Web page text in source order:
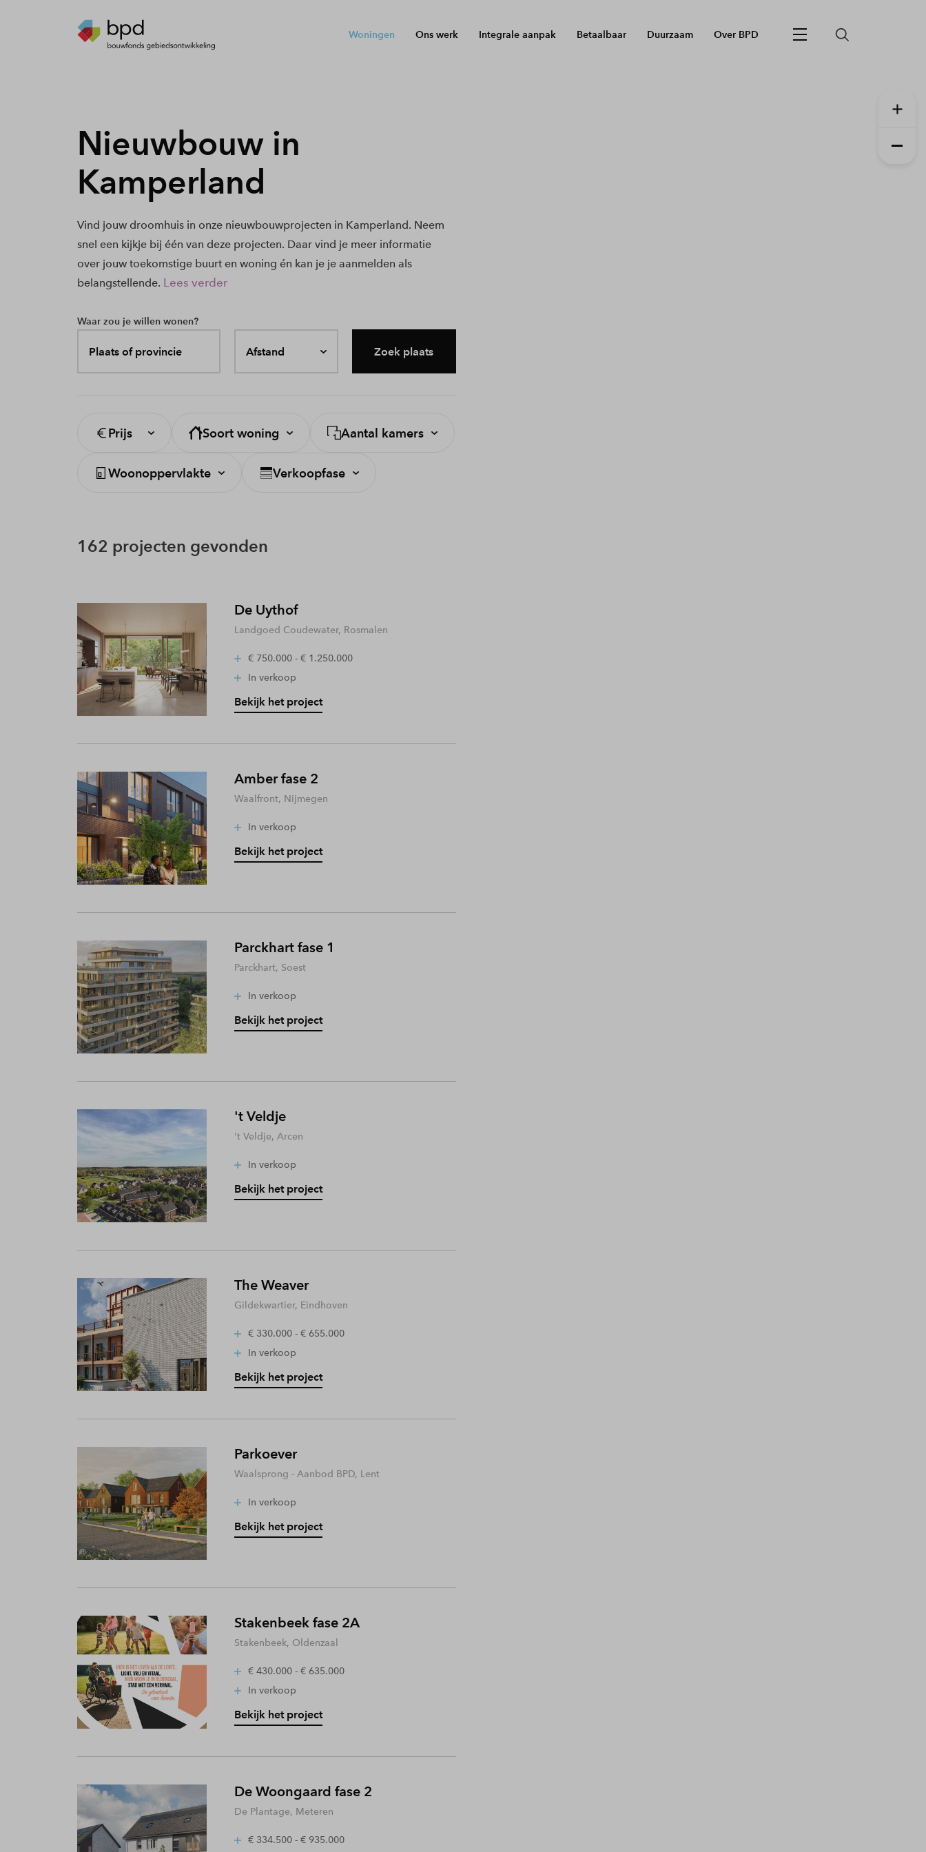
Woningen Ons werk Integrale aanpak Betaalbaar Duurzaam Over BPD
Nieuwbouw in
Kamperland
Vind jouw droomhuis in onze nieuwbouwprojecten in Kamperland. Neem
snel een kijkje bij één van deze projecten. Daar vind je meer informatie
over jouw toekomstige buurt en woning én kan je je aanmelden als
belangstellende. Lees verder
Waar zou je willen wonen?
Plaats of provincie Afstand Zoek plaats
Prijs Soort woning Aantal kamers
Woonoppervlakte Verkoopfase
162 projecten gevonden
De Uythof
Landgoed Coudewater, Rosmalen
€ 750.000 - € 1.250.000
In verkoop
Bekijk het project
Amber fase 2
Waalfront, Nijmegen
In verkoop
Bekijk het project
Parckhart fase 1
Parckhart, Soest
In verkoop
Bekijk het project
't Veldje
't Veldje, Arcen
In verkoop
Bekijk het project
The Weaver
Gildekwartier, Eindhoven
€ 330.000 - € 655.000
In verkoop
Bekijk het project
Parkoever
Waalsprong - Aanbod BPD, Lent
In verkoop
Bekijk het project
Stakenbeek fase 2A
Stakenbeek, Oldenzaal
€ 430.000 - € 635.000
In verkoop
Bekijk het project
De Woongaard fase 2
De Plantage, Meteren
€ 334.500 - € 935.000